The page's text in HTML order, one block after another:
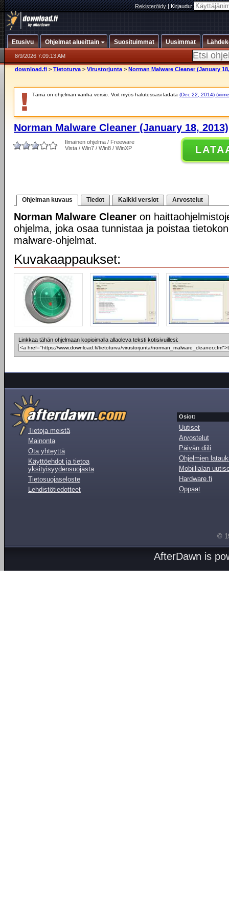
Rekisteröidy|Kirjaudu:
Etusivu Ohjelmat alueittain Suosituimmat Uusimmat
8/9/2026 7:09:13 AM
download.fi > Tietoturva > Virustorjunta > Norman Malware Cleaner (January
Tämä on ohjelman vanha versio. Voit myös halutessasi ladata (Dec 22, 2014)
Norman Malware Cleaner (January 18, 2013)
Ilmainen ohjelma / Freeware
Vista / Win7 / Win8 / WinXP
Ohjelman kuvaus Tiedot Kaikki versiot Arvostelut
Norman Malware Cleaner on
ohjelma, joka osaa tunnistaa ja poistaa
malware-ohjelmat.
Kuvakaappaukset:
Linkkaa tähän ohjelmaan kopioimalla allaoleva teksti kotisivuillesi:
Tietoja meistä
Mainonta
Ota yhteyttä
Käyttöehdot ja tietoa
yksityisyydensuojasta
Tietosuojaseloste
Lehdistötiedotteet
Osiot:
Uutiset
Arvostelut
Päivän diili
Ohjelmien
Mobiilialan
Hardware.fi
Oppaat
©
AfterDawn is